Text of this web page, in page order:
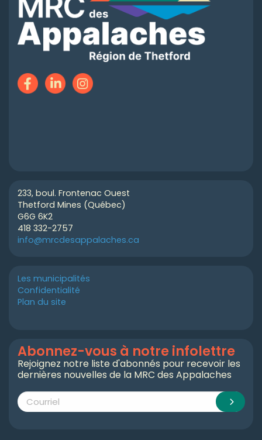
233, boul. Frontenac Ouest
Thetford Mines (Québec)
G6G 6K2
418 332-2757
info@mrcdesappalaches.ca
Les municipalités
Confidentialité
Plan du site
Abonnez-vous à notre infolettre
Rejoignez notre liste d'abonnés pour recevoir les
dernières nouvelles de la MRC des Appalaches